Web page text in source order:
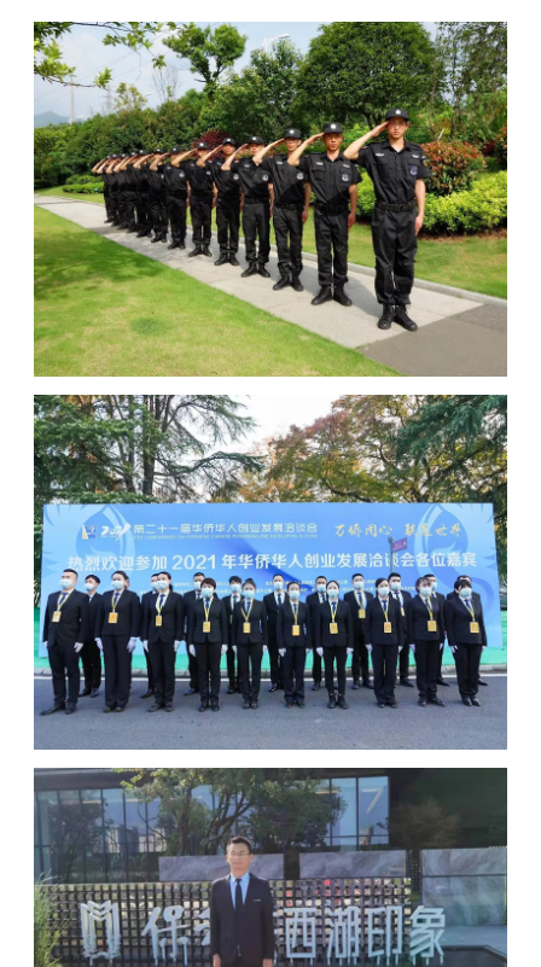
根据不同的场地情况，满足不同客户的需求
定制专业的解决方案。
活动安保
针对各类大型活动（如展览会、音乐会、体
育赛事等）提供人技结合的全方位安保服
务。
物业管理
为小区、写字楼、酒店、医院等场所提供全
套物业服务，包括进出管理、防火防盗、意
外防护等。